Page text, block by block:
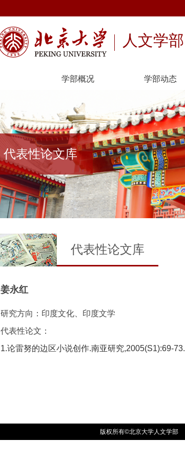
人文学部
学部概况 学部动态
代表性论文库
代表性论文库
姜永红
研究方向：印度文化、印度文学
代表性论文：
1.论雷努的边区小说创作.南亚研究,2005(S1):69-73.
版权所有©北京大学人文学部